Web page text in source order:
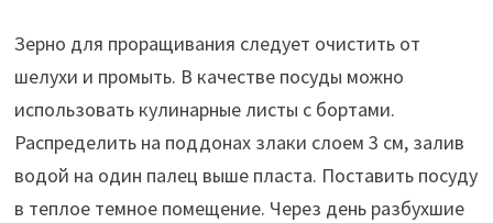
Зерно для проращивания следует очистить от
шелухи и промыть. В качестве посуды можно
использовать кулинарные листы с бортами.
Распределить на поддонах злаки слоем 3 см, залив
водой на один палец выше пласта. Поставить посуду
в теплое темное помещение. Через день разбухшие